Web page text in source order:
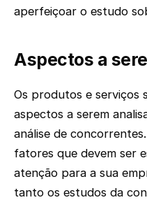
aperfeiçoar o estudo
Aspectos a
Os produtos e serviços
aspectos a serem
análise de
fatores que devem ser
atenção para a sua
tanto os estudos da